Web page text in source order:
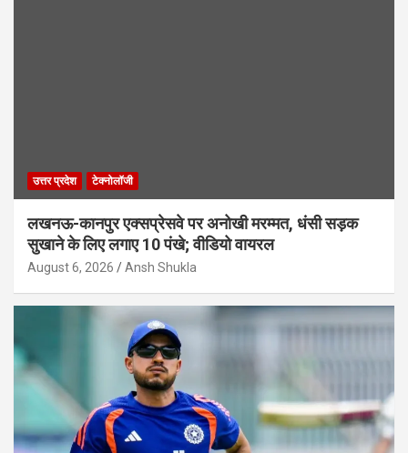
उत्तर प्रदेश टेक्नोलॉजी
लखनऊ-कानपुर एक्सप्रेसवे पर अनोखी मरम्मत, धंसी सड़क
सुखाने के लिए लगाए 10 पंखे; वीडियो वायरल
August 6, 2026 Ansh Shukla